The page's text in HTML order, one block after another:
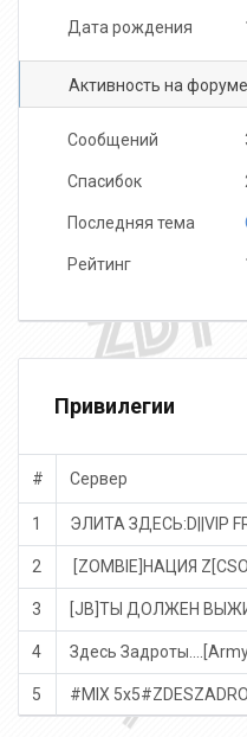
Дата рождения
Активность на форуме
Сообщений
Спасибок
Последняя тема
Рейтинг
Привилегии
# Сервер
1 ЭЛИТА ЗДЕСЬ:D||VIP
2 [ZOMBIE]НАЦИЯ
3 [JB]ТЫ ДОЛЖЕН
4 Здесь Задроты....[Army
5 #MIX